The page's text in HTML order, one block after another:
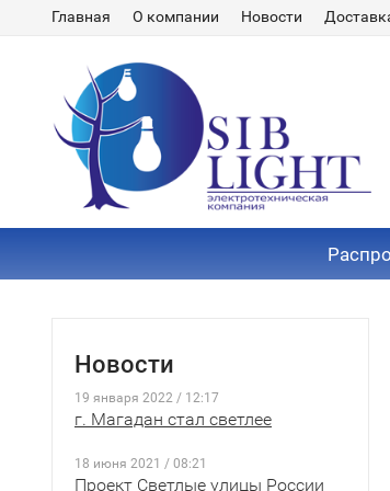
Главная О компании Новости
Новости
19 января 2022 / 12:17
г. Магадан стал светлее
18 июня 2021 / 08:21
Проект Светлые улицы России